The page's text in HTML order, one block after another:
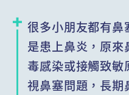
很多小朋友都有
是患上鼻炎，原
毒感染或接觸致
視鼻塞問題，長